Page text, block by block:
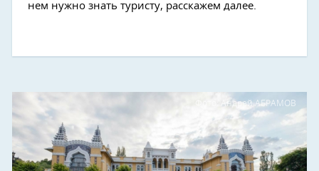
нем нужно знать туристу, расскажем далее.
Фото: Андрей АБРАМОВ